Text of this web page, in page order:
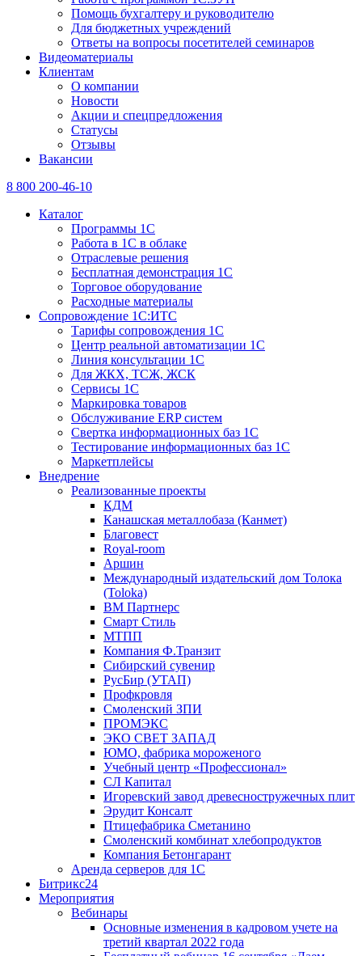
Помощь бухгалтеру и руководителю
Для бюджетных учреждений
Ответы на вопросы посетителей семинаров
Видеоматериалы
Клиентам
О компании
Новости
Акции и спецпредложения
Статусы
Отзывы
Вакансии
8 800 200-46-10
Каталог
Программы 1С
Работа в 1С в облаке
Отраслевые решения
Бесплатная демонстрация 1С
Торговое оборудование
Расходные материалы
Сопровождение 1С:ИТС
Тарифы сопровождения 1С
Центр реальной автоматизации 1С
Линия консультации 1С
Для ЖКХ, ТСЖ, ЖСК
Сервисы 1С
Маркировка товаров
Обслуживание ERP систем
Свертка информационных баз 1С
Тестирование информационных баз 1С
Маркетплейсы
Внедрение
Реализованные проекты
КДМ
Канашская металлобаза (Канмет)
Благовест
Royal-room
Аршин
Международный издательский дом Толока
(Toloka)
ВМ Партнерс
Смарт Стиль
МТПП
Компания Ф.Транзит
Сибирский сувенир
РусБир (УТАП)
Профкровля
Смоленский ЗПИ
ПРОМЭКС
ЭКО СВЕТ ЗАПАД
ЮМО, фабрика мороженого
Учебный центр «Профессионал»
СЛ Капитал
Игоревский завод древесностружечных плит
Эрудит Консалт
Птицефабрика Сметанино
Смоленский комбинат хлебопродуктов
Компания Бетонгарант
Аренда серверов для 1С
Битрикс24
Мероприятия
Вебинары
Основные изменения в кадровом учете на
третий квартал 2022 года